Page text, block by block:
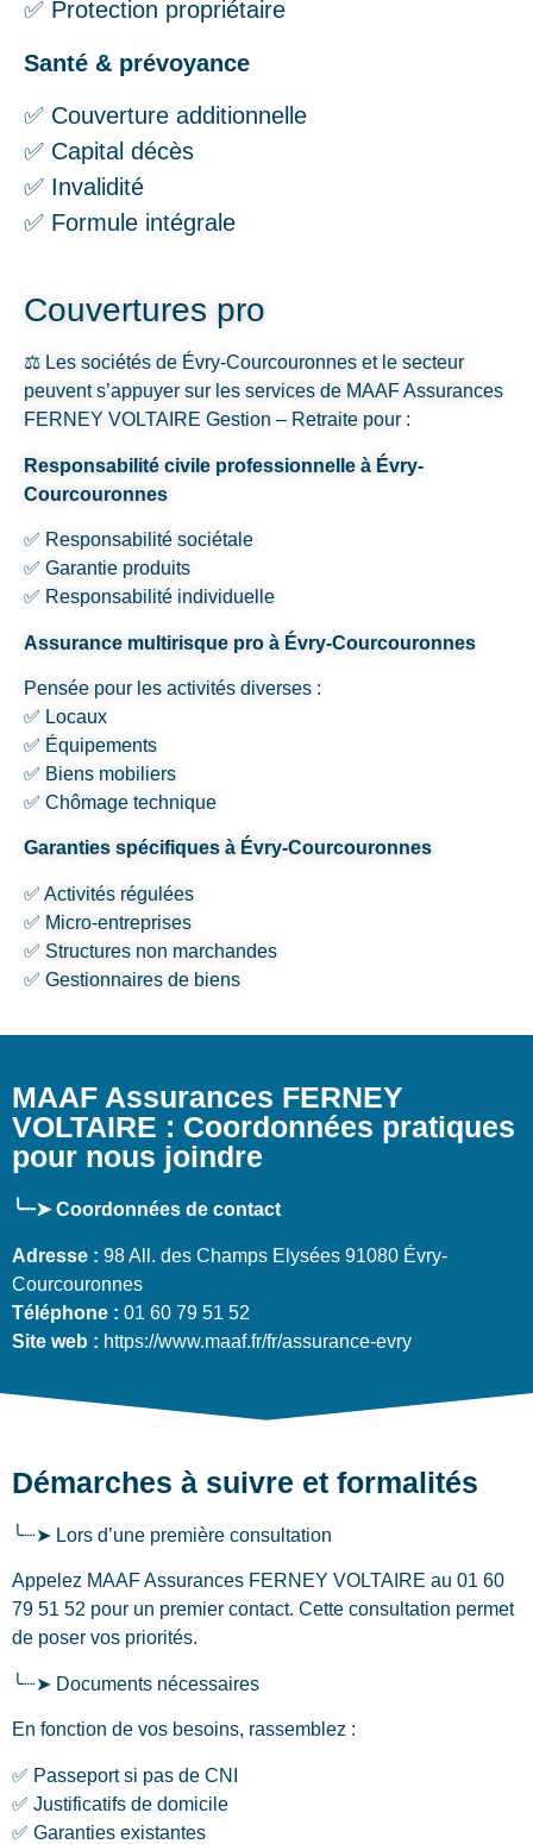
✅ Protection propriétaire
Santé & prévoyance
✅ Couverture additionnelle
✅ Capital décès
✅ Invalidité
✅ Formule intégrale
Couvertures pro
⚖️ Les sociétés de Évry-Courcouronnes et le secteur
peuvent s’appuyer sur les services de MAAF Assurances
FERNEY VOLTAIRE Gestion – Retraite pour :
Responsabilité civile professionnelle à Évry-
Courcouronnes
✅ Responsabilité sociétale
✅ Garantie produits
✅ Responsabilité individuelle
Assurance multirisque pro à Évry-Courcouronnes
Pensée pour les activités diverses :
✅ Locaux
✅ Équipements
✅ Biens mobiliers
✅ Chômage technique
Garanties spécifiques à Évry-Courcouronnes
✅ Activités régulées
✅ Micro-entreprises
✅ Structures non marchandes
✅ Gestionnaires de biens
MAAF Assurances FERNEY
VOLTAIRE : Coordonnées pratiques
pour nous joindre
╰┈➤ Coordonnées de contact
Adresse : 98 All. des Champs Elysées 91080 Évry-
Courcouronnes
Téléphone : 01 60 79 51 52
Site web : https://www.maaf.fr/fr/assurance-evry
Démarches à suivre et formalités
╰┈➤ Lors d’une première consultation
Appelez MAAF Assurances FERNEY VOLTAIRE au 01 60
79 51 52 pour un premier contact. Cette consultation permet
de poser vos priorités.
╰┈➤ Documents nécessaires
En fonction de vos besoins, rassemblez :
✅ Passeport si pas de CNI
✅ Justificatifs de domicile
✅ Garanties existantes